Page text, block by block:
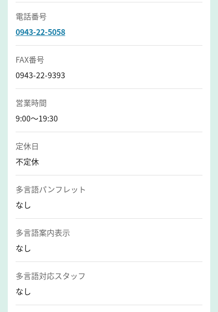
電話番号
0943-22-5058
FAX番号
0943-22-9393
営業時間
9:00～19:30
定休日
不定休
多言語パンフレット
なし
多言語案内表示
なし
多言語対応スタッフ
なし